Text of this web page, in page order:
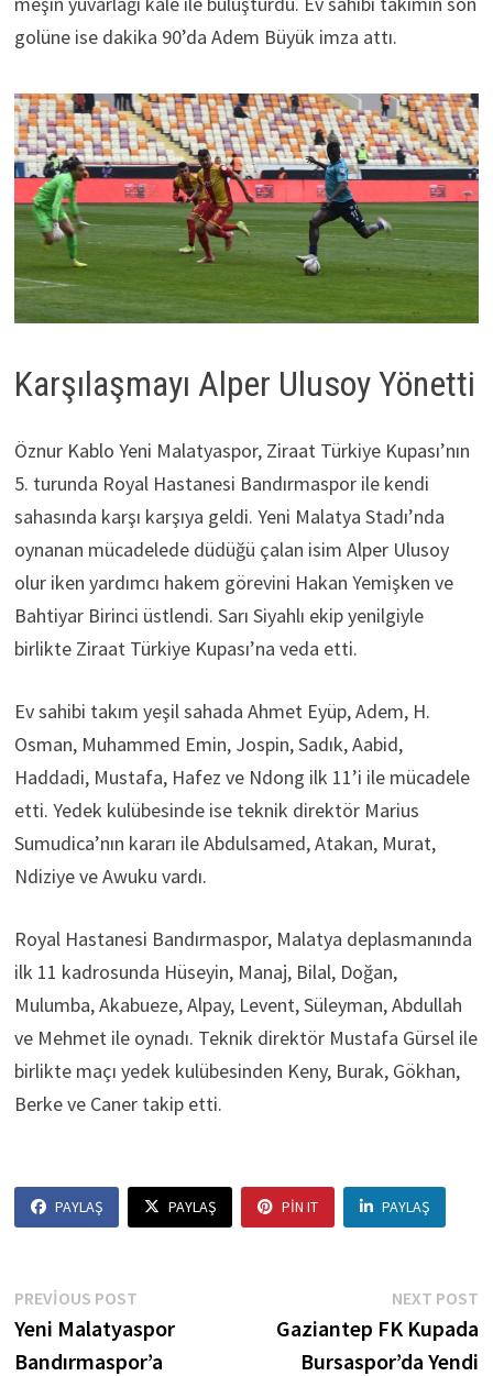
golüne ise dakika 90’da Adem Büyük imza attı.
Karşılaşmayı Alper Ulusoy Yönetti
Öznur Kablo Yeni Malatyaspor, Ziraat Türkiye Kupası’nın
5. turunda Royal Hastanesi Bandırmaspor ile kendi
sahasında karşı karşıya geldi. Yeni Malatya Stadı’nda
oynanan mücadelede düdüğü çalan isim Alper Ulusoy
olur iken yardımcı hakem görevini Hakan Yemişken ve
Bahtiyar Birinci üstlendi. Sarı Siyahlı ekip yenilgiyle
birlikte Ziraat Türkiye Kupası’na veda etti.
Ev sahibi takım yeşil sahada Ahmet Eyüp, Adem, H.
Osman, Muhammed Emin, Jospin, Sadık, Aabid,
Haddadi, Mustafa, Hafez ve Ndong ilk 11’i ile mücadele
etti. Yedek kulübesinde ise teknik direktör Marius
Sumudica’nın kararı ile Abdulsamed, Atakan, Murat,
Ndiziye ve Awuku vardı.
Royal Hastanesi Bandırmaspor, Malatya deplasmanında
ilk 11 kadrosunda Hüseyin, Manaj, Bilal, Doğan,
Mulumba, Akabueze, Alpay, Levent, Süleyman, Abdullah
ve Mehmet ile oynadı. Teknik direktör Mustafa Gürsel ile
birlikte maçı yedek kulübesinden Keny, Burak, Gökhan,
Berke ve Caner takip etti.
PAYLAŞ PAYLAŞ PIN IT PAYLAŞ
Yazı
gezinmesi
PREVIOUS POSTPrevious
post:
Yeni Malatyaspor
Bandırmaspor’a
NEXT POST
Gaziantep FK Kupada
Bursaspor’da Yendi